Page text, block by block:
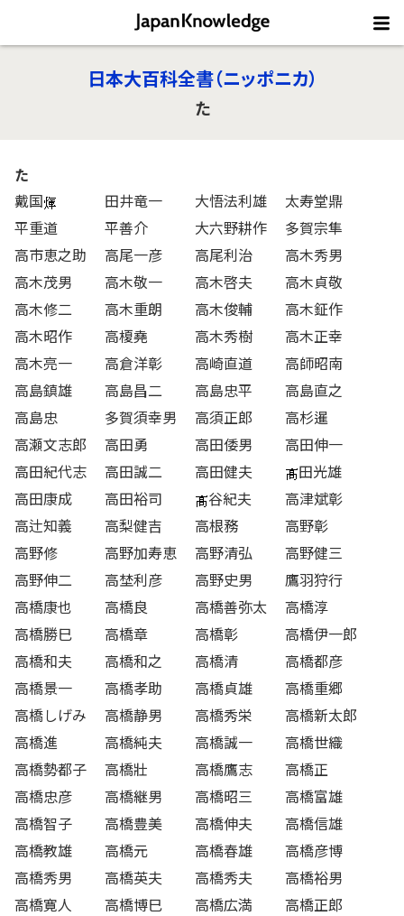
日本大百科全書（ニッポニカ）
た
た
戴国
田井竜一 大悟法利雄
太寿堂鼎
平重道
平善介 大六野耕作
多賀宗隼
高市恵之助
高尾一彦 高尾利治
高木秀男
高木茂男
高木敬一 高木啓夫
高木貞敬
高木修二
高木重朗 高木俊輔
高木鉦作
高木昭作
高榎堯 高木秀樹
高木正幸
高木亮一
高倉洋彰 高崎直道
高師昭南
高島鎮雄
高島昌二 高島忠平
高島直之
高島忠
多賀須幸男 高須正郎
高杉暹
高瀬文志郎
高田勇 高田倭男
高田伸一
高田紀代志
高田誠二 高田健夫
田光雄
高田康成
高田裕司 谷紀夫
高津斌彰
高辻知義
高梨健吉 高根務
高野彰
高野修
高野加寿恵 高野清弘
高野健三
高野伸二
高埜利彦 高野史男
鷹羽狩行
高橋康也
高橋良 高橋善弥太
高橋淳
高橋勝巳
高橋章 高橋彰
高橋伊一郎
高橋和夫
高橋和之 高橋清
高橋都彦
高橋景一
高橋孝助 高橋貞雄
高橋重郷
高橋しげみ
高橋静男 高橋秀栄
高橋新太郎
高橋進
高橋純夫 高橋誠一
高橋世織
高橋勢都子
高橋壯 高橋鷹志
高橋正
高橋忠彦
高橋継男 高橋昭三
高橋富雄
高橋智子
高橋豊美 高橋伸夫
高橋信雄
高橋教雄
高橋元 高橋春雄
高橋彦博
高橋秀男
高橋英夫 高橋秀夫
高橋裕男
高橋寛人
高橋博巳 高橋広満
高橋正郎